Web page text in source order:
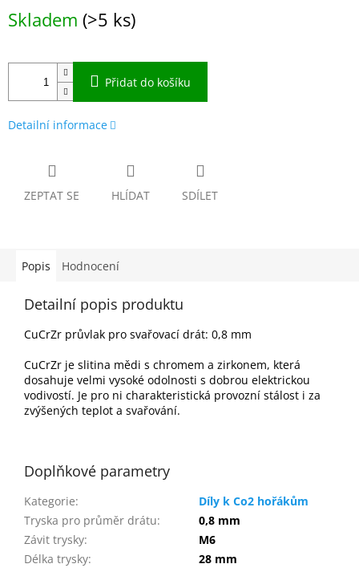
cena:
Skladem (>5 ks)
Přidat do košíku
Detailní informace
ZEPTAT SE HLÍDAT SDÍLET
Popis Hodnocení
Detailní popis produktu
CuCrZr průvlak pro svařovací drát: 0,8 mm
CuCrZr je slitina mědi s chromem a zirkonem, která
dosahuje velmi vysoké odolnosti s dobrou elektrickou
vodivostí. Je pro ni charakteristická provozní stálost i za
zvýšených teplot a svařování.
Doplňkové parametry
Kategorie:
Díly k Co2 hořákům
Tryska pro průměr drátu:
0,8 mm
Závit trysky:
M6
Délka trysky:
28 mm